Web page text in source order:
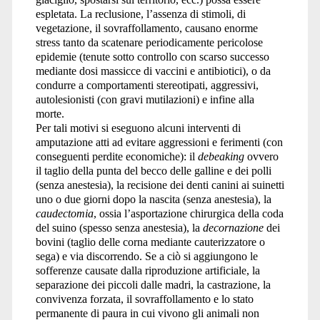
espletata. La reclusione, l’assenza di stimoli, di
vegetazione, il sovraffollamento, causano enorme
stress tanto da scatenare periodicamente pericolose
epidemie (tenute sotto controllo con scarso successo
mediante dosi massicce di vaccini e antibiotici), o da
condurre a comportamenti stereotipati, aggressivi,
autolesionisti (con gravi mutilazioni) e infine alla
morte.
Per tali motivi si eseguono alcuni interventi di
amputazione atti ad evitare aggressioni e ferimenti (con
conseguenti perdite economiche): il debeakingovvero
il taglio della punta del becco delle galline e dei polli
(senza anestesia), la recisione dei denti canini ai suinetti
uno o due giorni dopo la nascita (senza anestesia), la
caudectomia, ossia l’asportazione chirurgica della coda
del suino (spesso senza anestesia), la decornazionedei
bovini (taglio delle corna mediante cauterizzatore o
sega) e via discorrendo. Se a ciò si aggiungono le
sofferenze causate dalla riproduzione artificiale, la
separazione dei piccoli dalle madri, la castrazione, la
convivenza forzata, il sovraffollamento e lo stato
permanente di paura in cui vivono gli animali non